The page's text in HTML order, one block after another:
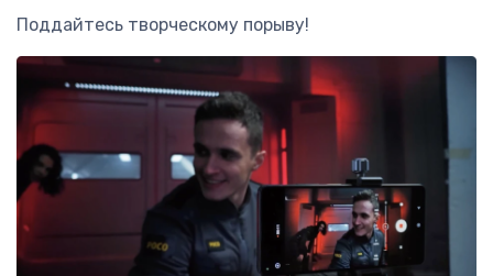
Поддайтесь творческому порыву!